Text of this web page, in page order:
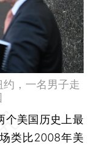
，一名男子走
美国历史上最
类比2008年美